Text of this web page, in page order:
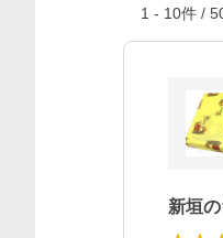
1 - 10件 /
新垣